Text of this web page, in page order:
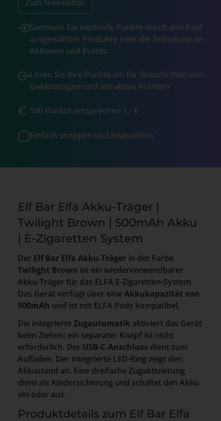
Zum Newsletter
Sammeln Sie wertvolle Punkte durch den Kauf
ausgewählter Produkte oder die Teilnahme an
Aktionen und Events
Lösen Sie Ihre Punkte ein für Gutschriften von
Geldbeträgen und attraktive Prämien
100 Punkte entsprechen 1,- €
Einfach shoppen und lospunkten
Elf Bar Elfa Akku-Träger |
Twilight Brown | 500mAh Akku
| E-Zigaretten System
Der Elf Bar Elfa Akku-Träger in der Farbe
Twilight Brown ist ein wiederverwendbarer
Akku-Träger für das ELFA E-Zigaretten-System.
Das Gerät verfügt über eine Akkukapazität von
500mAh und ist mit ELFA Pods kompatibel.
Die integrierte Zugautomatik aktiviert das Gerät
beim Ziehen; ein separater Knopf ist nicht
erforderlich. Der USB-C-Anschluss dient zum
Aufladen. Der integrierte LED-Ring zeigt den
Akkustand an. Eine dreifache Zugaktivierung
dient als Kindersicherung und schaltet den Akku
ein oder aus.
Produktdetails zum Elf Bar Elfa